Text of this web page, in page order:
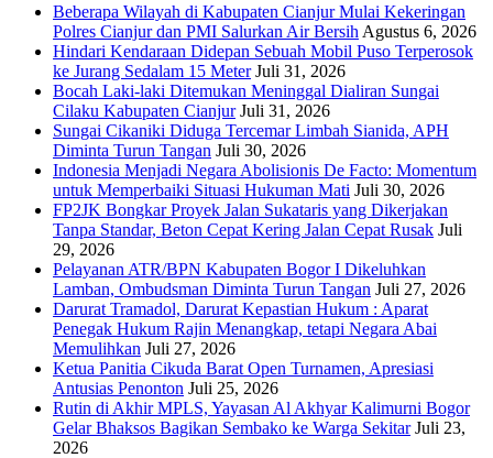
Beberapa Wilayah di Kabupaten Cianjur Mulai Kekeringan
Polres Cianjur dan PMI Salurkan Air Bersih Agustus 6, 2026
Hindari Kendaraan Didepan Sebuah Mobil Puso Terperosok
ke Jurang Sedalam 15 Meter Juli 31, 2026
Bocah Laki-laki Ditemukan Meninggal Dialiran Sungai
Cilaku Kabupaten Cianjur Juli 31, 2026
Sungai Cikaniki Diduga Tercemar Limbah Sianida, APH
Diminta Turun Tangan Juli 30, 2026
‎Indonesia Menjadi Negara Abolisionis De Facto: Momentum
untuk Memperbaiki Situasi Hukuman Mati Juli 30, 2026
FP2JK Bongkar Proyek Jalan Sukataris yang Dikerjakan
Tanpa Standar, Beton Cepat Kering Jalan Cepat Rusak Juli
29, 2026
Pelayanan ATR/BPN Kabupaten Bogor I Dikeluhkan
Lamban, Ombudsman Diminta Turun Tangan Juli 27, 2026
Darurat Tramadol, Darurat Kepastian Hukum : Aparat
Penegak Hukum Rajin Menangkap, tetapi Negara Abai
Memulihkan Juli 27, 2026
Ketua Panitia Cikuda Barat Open Turnamen, Apresiasi
Antusias Penonton Juli 25, 2026
Rutin di Akhir MPLS, Yayasan Al Akhyar Kalimurni Bogor
Gelar Bhaksos Bagikan Sembako ke Warga Sekitar Juli 23,
2026